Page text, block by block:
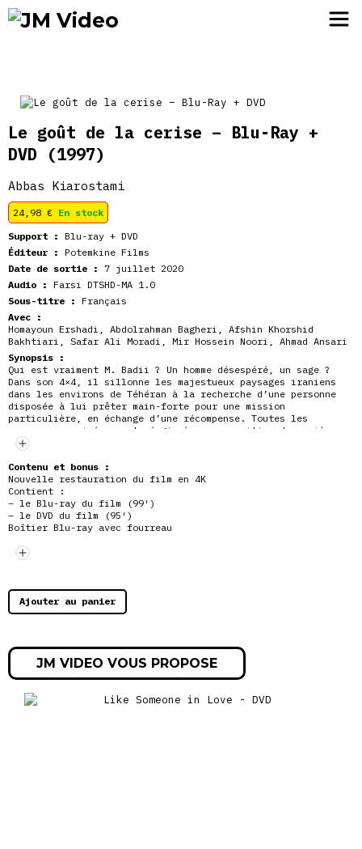
Le goût de la cerise – Blu-Ray +
DVD (1997)
Abbas Kiarostami
24,98 € En stock
Support : Blu-ray + DVD
Éditeur : Potemkine Films
Date de sortie : 7 juillet 2020
Audio : Farsi DTSHD-MA 1.0
Sous-titre : Français
Avec :
Homayoun Ershadi, Abdolrahman Bagheri, Afshin Khorshid
Bakhtiari, Safar Ali Moradi, Mir Hossein Noori, Ahmad Ansari
Synopsis :
Qui est vraiment M. Badii ? Un homme désespéré, un sage ?
Dans son 4×4, il sillonne les majestueux paysages iraniens
dans les environs de Téhéran à la recherche d’une personne
disposée à lui prêter main-forte pour une mission
particulière, en échange d’une récompense. Toutes les
personnes croisées vont réagir
à sa proposition de manière
différente
Contenu et bonus :
Nouvelle restauration du film en 4K
Contient :
– le Blu-ray du film (99′)
– le DVD du film (95′)
Boîtier Blu-ray avec fourreau
Le film vu par Jean-Michel Frodon (23′)
Documentaires réalisés par Bahman Kiarostami (exclusivité
Kiarostami (59′)
– « Projet » : le tournage du film, par Bahman Kiarostam
Ajouter au panier
JM VIDEO VOUS PROPOSE